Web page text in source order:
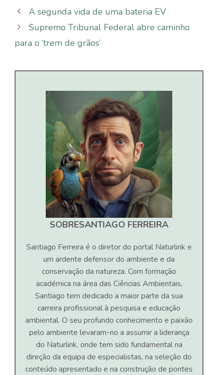
A segunda vida de uma bateria EV
Supremo Tribunal Federal abre caminho
para o ‘trem de grãos’
SOBRESANTIAGO FERREIRA
Santiago Ferreira é o diretor do portal Naturlink e
um ardente defensor do ambiente e da
conservação da natureza. Com formação
académica na área das Ciências Ambientais,
Santiago tem dedicado a maior parte da sua
carreira profissional à pesquisa e educação
ambiental. O seu profundo conhecimento e paixão
pelo ambiente levaram-no a assumir a liderança
do Naturlink, onde tem sido fundamental na
direção da equipa de especialistas, na seleção do
conteúdo apresentado e na construção de pontes